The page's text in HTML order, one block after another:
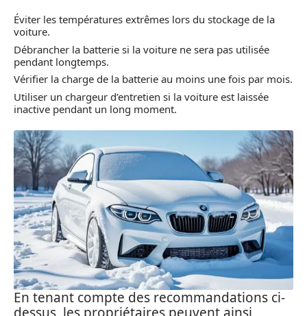
Éviter les températures extrêmes lors du stockage de la
voiture.
Débrancher la batterie si la voiture ne sera pas utilisée
pendant longtemps.
Vérifier la charge de la batterie au moins une fois par mois.
Utiliser un chargeur d’entretien si la voiture est laissée
inactive pendant un long moment.
En tenant compte des recommandations ci-